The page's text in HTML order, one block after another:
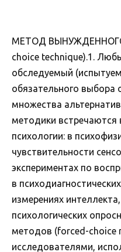
МЕТОД
choice technique).1.
обследуемый
обязательного выбора
множества
методики встречаются
психологии: в
чувствительности
экспериментах по
в
измерениях
психологических
методов (forced-choice
исследователями,